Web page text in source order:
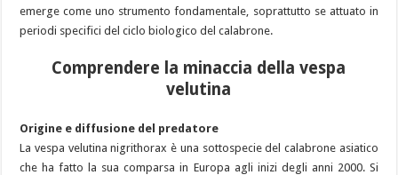
emerge come uno strumento fondamentale, soprattutto se attuato in
periodi specifici del ciclo biologico del calabrone.
Comprendere la minaccia della vespa
velutina
Origine e diffusione del predatore
La vespa velutina nigrithorax è una sottospecie del calabrone asiatico
che ha fatto la sua comparsa in Europa agli inizi degli anni 2000. Si